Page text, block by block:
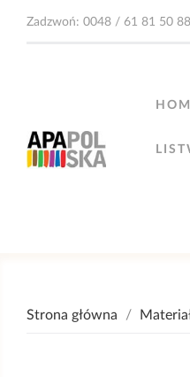
Zadzwoń: 0048 / 61 81 50
Strona główna